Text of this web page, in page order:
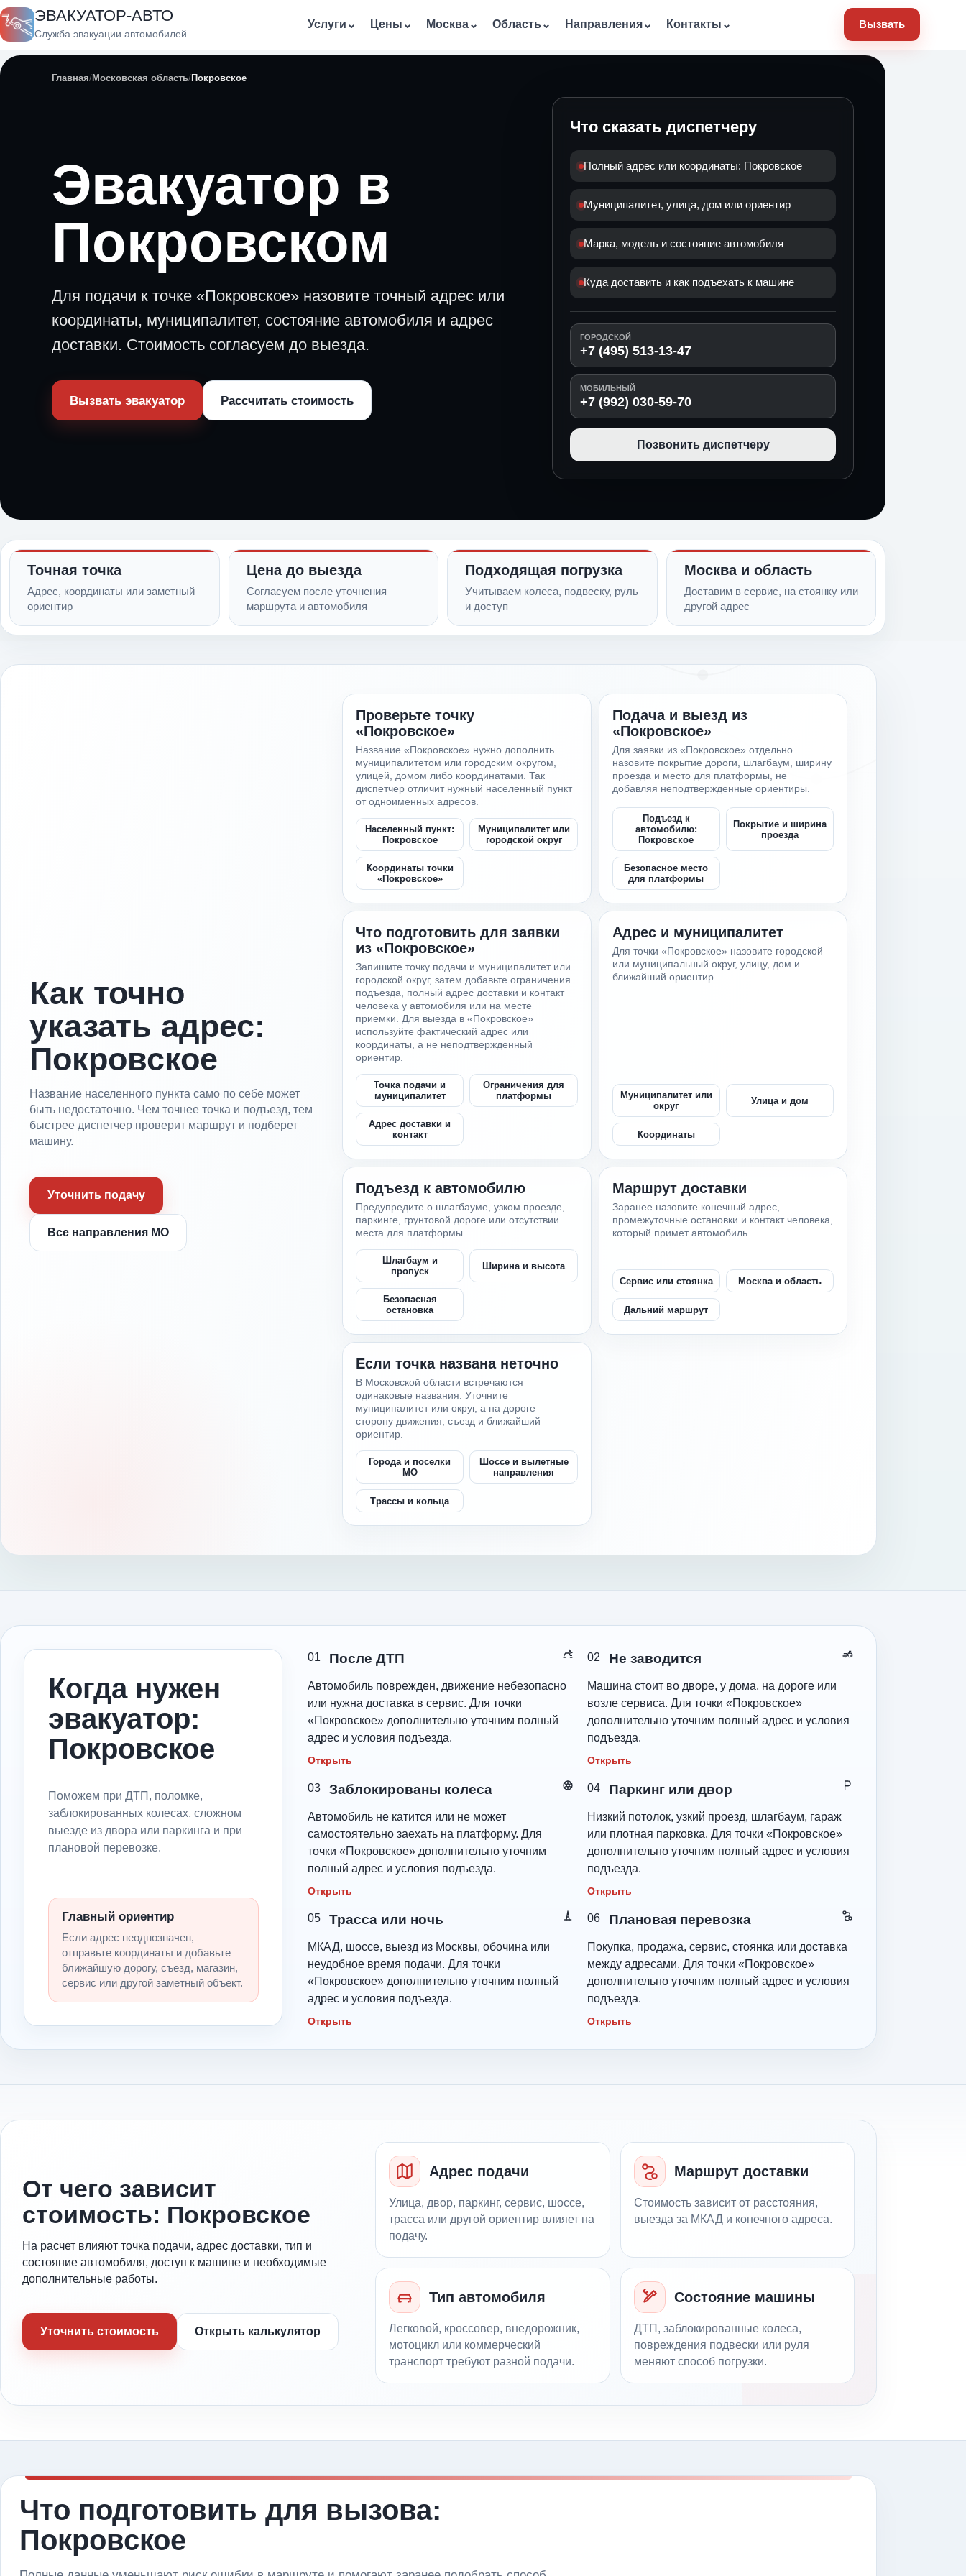
ЭВАКУАТОР-АВТО
Служба эвакуации автомобилей
Услуги ⌄ Цены ⌄ Москва⌄ Область ⌄ Направления⌄ Контакты ⌄ Вызвать
Главная Московская область Покровское
Эвакуатор в
Покровском
Для подачи к точке «Покровское» назовите точный адрес или
координаты, муниципалитет, состояние автомобиля и адрес
доставки. Стоимость согласуем до выезда.
Вызвать эвакуатор Рассчитать стоимость
Что сказать диспетчеру
Полный адрес или координаты: Покровское
Муниципалитет, улица, дом или ориентир
Марка, модель и состояние автомобиля
Куда доставить и как подъехать к машине
ГОРОДСКОЙ
+7 (495) 513-13-47
МОБИЛЬНЫЙ
+7 (992) 030-59-70
Позвонить диспетчеру
Точная точка
Адрес, координаты или заметный
ориентир
Цена до выезда
Согласуем после уточнения
маршрута и автомобиля
Подходящая погрузка
Учитываем колеса, подвеску, руль
и доступ
Москва и область
Доставим в сервис, на стоянку или
другой адрес
Как точно
указать адрес:
Покровское
Название населенного пункта само по себе может
быть недостаточно. Чем точнее точка и подъезд, тем
быстрее диспетчер проверит маршрут и подберет
машину.
Уточнить подачу
Все направления МО
Проверьте точку
«Покровское»
Название «Покровское» нужно дополнить
муниципалитетом или городским округом,
улицей, домом либо координатами. Так
диспетчер отличит нужный населенный пункт
от одноименных адресов.
Населенный пункт:
Покровское
Муниципалитет или
городской округ
Координаты точки
«Покровское»
Подача и выезд из
«Покровское»
Для заявки из «Покровское» отдельно
назовите покрытие дороги, шлагбаум, ширину
проезда и место для платформы, не
добавляя неподтвержденные ориентиры.
Подъезд к
автомобилю:
Покровское
Покрытие и ширина
проезда
Безопасное место
для платформы
Что подготовить для заявки
из «Покровское»
Запишите точку подачи и муниципалитет или
городской округ, затем добавьте ограничения
подъезда, полный адрес доставки и контакт
человека у автомобиля или на месте
приемки. Для выезда в «Покровское»
используйте фактический адрес или
координаты, а не неподтвержденный
ориентир.
Точка подачи и
муниципалитет
Ограничения для
платформы
Адрес доставки и
контакт
Адрес и муниципалитет
Для точки «Покровское» назовите городской
или муниципальный округ, улицу, дом и
ближайший ориентир.
Муниципалитет или
округ
Улица и дом
Координаты
Подъезд к автомобилю
Предупредите о шлагбауме, узком проезде,
паркинге, грунтовой дороге или отсутствии
места для платформы.
Шлагбаум и
пропуск
Ширина и высота
Безопасная
остановка
Маршрут доставки
Заранее назовите конечный адрес,
промежуточные остановки и контакт человека,
который примет автомобиль.
Сервис или стоянка Москва и область
Дальний маршрут
Если точка названа неточно
В Московской области встречаются
одинаковые названия. Уточните
муниципалитет или округ, а на дороге —
сторону движения, съезд и ближайший
ориентир.
Города и поселки
МО
Шоссе и вылетные
направления
Трассы и кольца
Когда нужен
эвакуатор:
Покровское
Поможем при ДТП, поломке,
заблокированных колесах, сложном
выезде из двора или паркинга и при
плановой перевозке.
Главный ориентир
Если адрес неоднозначен,
отправьте координаты и добавьте
ближайшую дорогу, съезд, магазин,
сервис или другой заметный объект.
01 После ДТП
Автомобиль поврежден, движение небезопасно
или нужна доставка в сервис. Для точки
«Покровское» дополнительно уточним полный
адрес и условия подъезда.
Открыть
02 Не заводится
Машина стоит во дворе, у дома, на дороге или
возле сервиса. Для точки «Покровское»
дополнительно уточним полный адрес и условия
подъезда.
Открыть
03 Заблокированы колеса
Автомобиль не катится или не может
самостоятельно заехать на платформу. Для
точки «Покровское» дополнительно уточним
полный адрес и условия подъезда.
Открыть
04 Паркинг или двор
Низкий потолок, узкий проезд, шлагбаум, гараж
или плотная парковка. Для точки «Покровское»
дополнительно уточним полный адрес и условия
подъезда.
Открыть
05 Трасса или ночь
МКАД, шоссе, выезд из Москвы, обочина или
неудобное время подачи. Для точки
«Покровское» дополнительно уточним полный
адрес и условия подъезда.
Открыть
06 Плановая перевозка
Покупка, продажа, сервис, стоянка или доставка
между адресами. Для точки «Покровское»
дополнительно уточним полный адрес и условия
подъезда.
Открыть
От чего зависит
стоимость: Покровское
На расчет влияют точка подачи, адрес доставки, тип и
состояние автомобиля, доступ к машине и необходимые
дополнительные работы.
Уточнить стоимость Открыть калькулятор
Адрес подачи
Улица, двор, паркинг, сервис, шоссе,
трасса или другой ориентир влияет на
подачу.
Маршрут доставки
Стоимость зависит от расстояния,
выезда за МКАД и конечного адреса.
Тип автомобиля
Легковой, кроссовер, внедорожник,
мотоцикл или коммерческий
транспорт требуют разной подачи.
Состояние машины
ДТП, заблокированные колеса,
повреждения подвески или руля
меняют способ погрузки.
Что подготовить для вызова:
Покровское